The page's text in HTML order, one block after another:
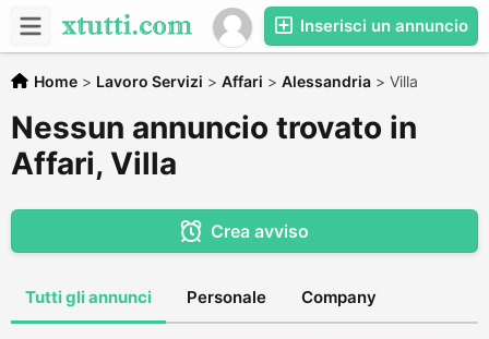
Inserisci un annuncio
Home > Lavoro Servizi > Affari > Alessandria > Villa
Nessun annuncio trovato in
Affari, Villa
Crea avviso
Tutti gli annunci Personale Company